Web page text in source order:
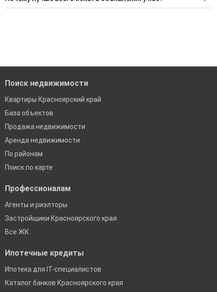
Воспользуйтесь нашим поиском по новостройкам, для
Поиск недвижимости
Квартиры Красноярский край
База объектов
Продажа недвижимости
Аренда недвижимости
По районам
Поиск по карте
Профессионалам
Агенты и риэлторы
Застройщики Красноярского края
Все ЖК
Ипотечные кредиты
Ипотека для IT-специалистов
Каталог банков Красноярского края